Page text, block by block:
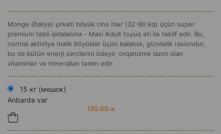
Monge (İtaliya) şirkəti böyük cins itlər (32-80 kq) üçün super
premium təbii qidalanma - Maxi Adult toyuq əti ilə təklif edir. Bu,
normal aktivliyə malik böyüklər üçün balanslı, gündəlik rasiondur,
bu da bütün enerji xərclərini ödəyir, orqanizmə lazım olan
vitaminlər və mineralları təmin edir.
15 кг (мешок)
Anbarda var
135.00 ₼